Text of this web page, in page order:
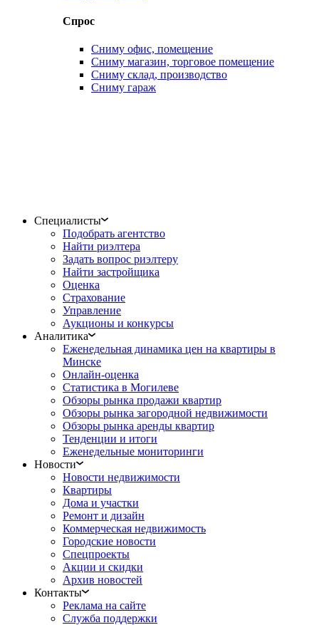
Спрос
Сниму офис, помещение
Сниму магазин, торговое помещение
Сниму склад, производство
Сниму гараж
Специалисты
Подобрать агентство
Найти риэлтера
Задать вопрос риэлтеру
Найти застройщика
Оценка
Страхование
Управление
Аукционы и конкурсы
Аналитика
Еженедельная динамика цен на квартиры в
Минске
Онлайн-оценка
Статистика в Могилеве
Обзоры рынка продажи квартир
Обзоры рынка загородной недвижимости
Обзоры рынка аренды квартир
Тенденции и итоги
Еженедельные мониторинги
Новости
Новости недвижимости
Квартиры
Дома и участки
Ремонт и дизайн
Коммерческая недвижимость
Городские новости
Спецпроекты
Акции и скидки
Архив новостей
Контакты
Реклама на сайте
Служба поддержки